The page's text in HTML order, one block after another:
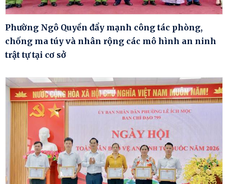
Phường Ngô Quyền đẩy mạnh công tác phòng,
chống ma túy và nhân rộng các mô hình an ninh
trật tự tại cơ sở